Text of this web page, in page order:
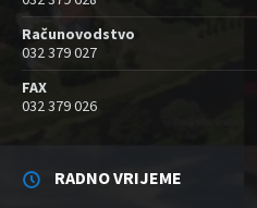
Računovodstvo
032 379 027
FAX
032 379 026
RADNO VRIJEME